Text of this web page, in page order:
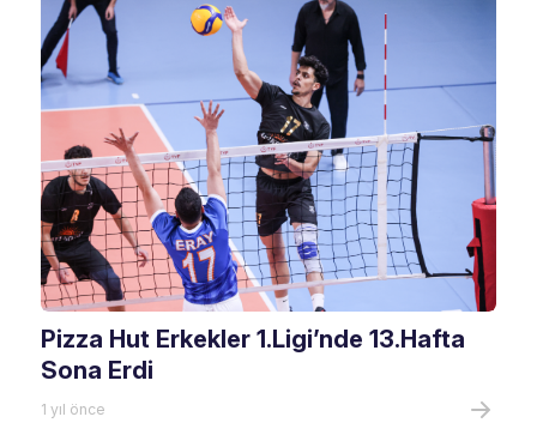
Pizza Hut Erkekler 1.Ligi’nde 13.Hafta
Sona Erdi
1 yıl önce